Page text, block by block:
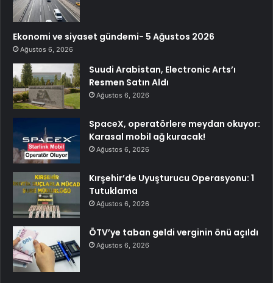
Ekonomi ve siyaset gündemi- 5 Ağustos 2026
Ağustos 6, 2026
Suudi Arabistan, Electronic Arts’ı
Resmen Satın Aldı
Ağustos 6, 2026
SpaceX, operatörlere meydan okuyor:
Karasal mobil ağ kuracak!
Ağustos 6, 2026
Kırşehir’de Uyuşturucu Operasyonu: 1
Tutuklama
Ağustos 6, 2026
ÖTV’ye taban geldi verginin önü açıldı
Ağustos 6, 2026